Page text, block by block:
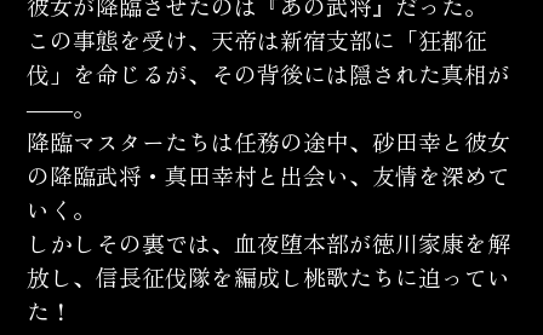
この事態を受け、天帝は新宿支部に「狂都征
伐」を命じるが、その背後には隠された真相が
――。
降臨マスターたちは任務の途中、砂田幸と彼女
の降臨武将・真田幸村と出会い、友情を深めて
いく。
しかしその裏では、血夜堕本部が徳川家康を解
放し、信長征伐隊を編成し桃歌たちに迫ってい
た！